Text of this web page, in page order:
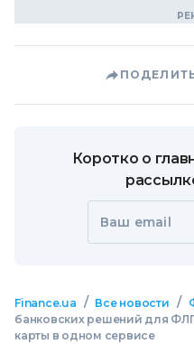
Коротко о
Ваш email
Finance.ua / Все новости /
банковских решений для
карты в одном сервисе